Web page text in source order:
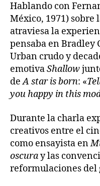
Hablando con
México, 1971)
atraviesa la
pensaba en Bradley
Urban crudo y
emotivaShallow
deA star is born: «
you happy in this
Durante la charla
creativos entre el
como ensayista en
oscuraylas
reformulaciones del